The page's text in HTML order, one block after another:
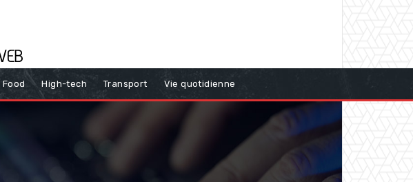
Food High-tech Transport Vie quotidienne